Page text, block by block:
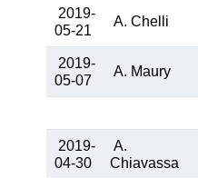
2019-
05-21
A. Chelli
2019-
05-07
A. Maury
2019-
04-30
A.
Chiavassa